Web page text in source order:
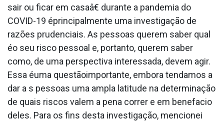
sair ou ficar em casaâ€ durante a pandemia do
COVID-19 éprincipalmente uma investigação de
razões prudenciais. As pessoas querem saber qual
éo seu risco pessoal e, portanto, querem saber
como, de uma perspectiva interessada, devem agir.
Essa éuma questãoimportante, embora tendamos a
dar a s pessoas uma ampla latitude na determinação
de quais riscos valem a pena correr e em benefa­cio
deles. Para os fins desta investigação, mencionei